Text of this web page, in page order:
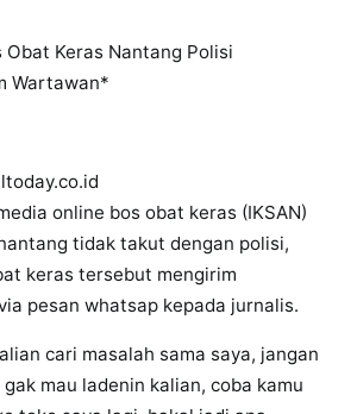
Obat Keras Nantang Polisi
Wartawan*
online bos obat keras (IKSAN)
tidak takut dengan polisi,
keras tersebut mengirim
pesan whatsap kepada jurnalis.
cari masalah sama saya, jangan
mau ladenin kalian, coba kamu